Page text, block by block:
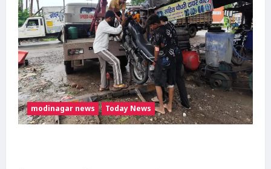
modinagar news Today News